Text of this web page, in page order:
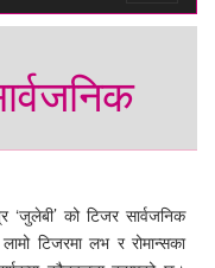
को टिजर सार्वजनिक
टिजरमा लभ र रोमान्सका